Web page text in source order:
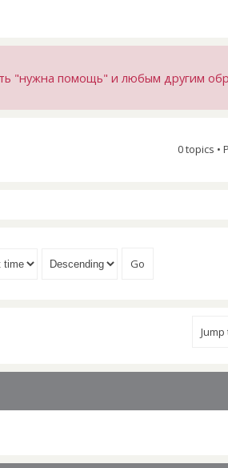
"нужна помощь" и любым другим
0 topics •
Jump